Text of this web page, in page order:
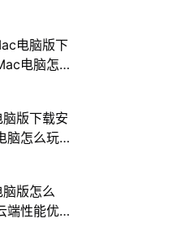
电脑版下
电脑怎
版下载安
脑怎么玩
版怎么
端性能优